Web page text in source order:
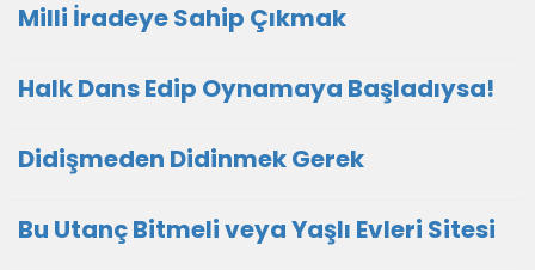
Milli İradeye Sahip Çıkmak
Halk Dans Edip Oynamaya Başladıysa!
Didişmeden Didinmek Gerek
Bu Utanç Bitmeli veya Yaşlı Evleri Sitesi